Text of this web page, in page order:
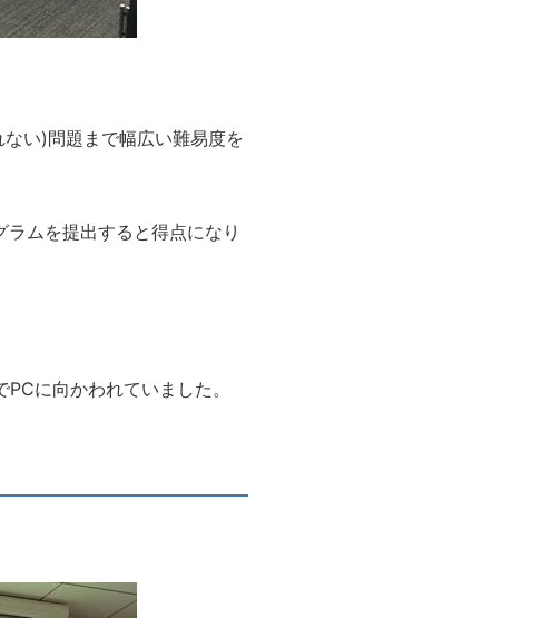
い)問題まで幅広い難易度を
ムを提出すると得点になり
に向かわれていました。